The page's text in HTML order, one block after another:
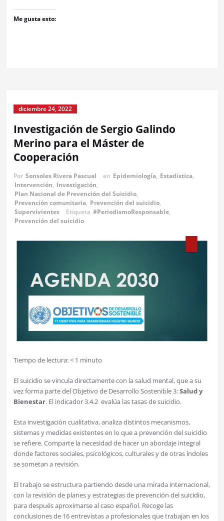
Me gusta esto:
diciembre 24, 2022
Investigación de Sergio Galindo
Merino para el Máster de
Cooperación
Por Sonsoles Rivera Pascual en Epidemiología, Estadística,
Intervención, Investigación,
Plan Nacional de Prevención del Suicidio,
Prevención comunitaria, Prevención del suicidio,
Supervivientes
Etiqueta #PeriodismoResponsable,
Prevención del suicidio
Tiempo de lectura:< 1 minuto
El suicidio se vincula directamente con la salud mental, que a su
vez forma parte del Objetivo de Desarrollo Sostenible 3:Salud y
Bienestar. El indicador 3.4.2 evalúa las tasas de suicidio.
Esta investigación cualitativa, analiza distintos mecanismos,
sistemas y medidas existentes en lo que a prevención del suicidio
se refiere. Comparte la necesidad de hacer un abordaje integral
donde factores sociales, psicológicos, culturales y de otras índoles
se sometan a revisión.
El trabajo se estructura partiendo desde una mirada internacional,
con la revisión de planes y estrategias de prevención del suicidio,
para después aproximarse al caso español. Recoge las
conclusiones de 16 entrevistas a profesionales que trabajan en los